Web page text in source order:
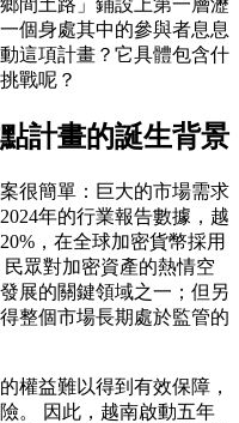
個身處其中的參與者息息
這項計畫？它具體包含什
戰呢？
計畫的誕生背景
很簡單：巨大的市場需求
年的行業報告數據，越
，在全球加密貨幣採用
眾對加密資產的熱情空
展的關鍵領域之一；但另
整個市場長期處於監管的
權益難以得到有效保障，
。 因此， 越南啟動五年